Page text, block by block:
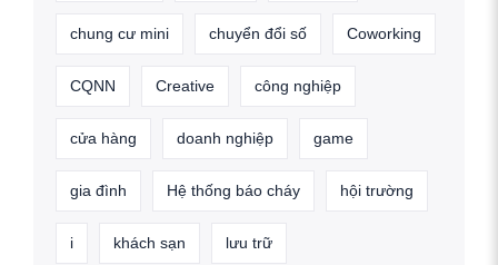
chung cư mini chuyển đổi số Coworking
CQNN Creative công nghiệp
cửa hàng doanh nghiệp game
gia đình Hệ thống báo cháy hội trường
i khách sạn lưu trữ